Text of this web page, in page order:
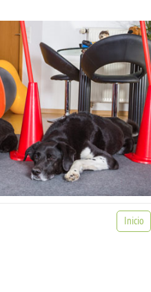
Inicio